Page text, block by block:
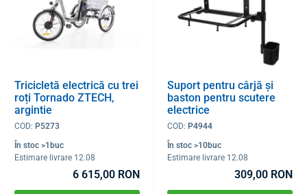
Tricicletă electrică cu trei
roți Tornado ZTECH,
argintie
COD: P5273
În stoc >1buc
Estimare livrare 12.08
6 615,00 RON
Suport pentru cârjă și
baston pentru scutere
electrice
COD: P4944
În stoc >10buc
Estimare livrare 12.08
309,00 RON